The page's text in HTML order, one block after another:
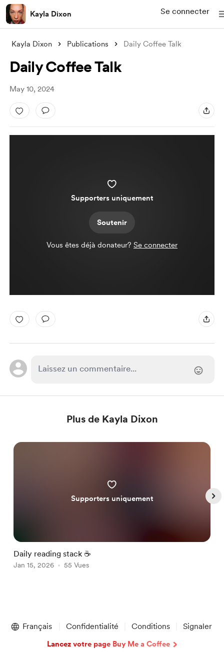
Kayla Dixon Se connecter
Kayla Dixon Publications Daily Coffee Talk
Daily Coffee Talk
May 10, 2024
Supporters uniquement
Soutenir
Vous êtes déjà donateur? Se connecter
Plus de Kayla Dixon
Supporters uniquement
Daily reading stack ☕️
Jan 15, 2026 55 Vues
of
Français Confidentialité Conditions Signaler
Lancez votre page Buy Me a Coffee